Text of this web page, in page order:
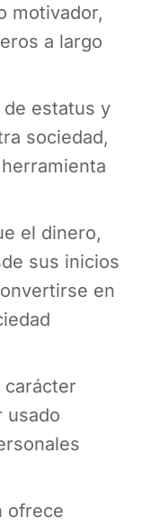
motivador,
a largo
estatus y
sociedad,
el dinero,
sus inicios
en
carácter
usado
ofrece